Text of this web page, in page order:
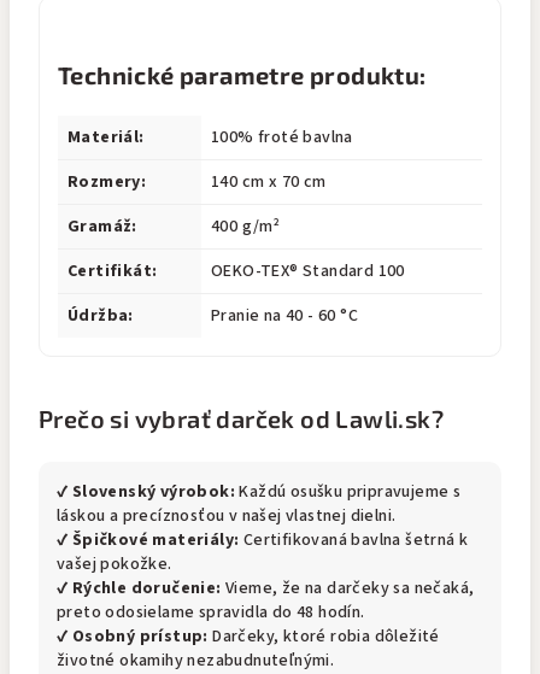
Technické parametre produktu:
Materiál:
100% froté bavlna
Rozmery:
140 cm x 70 cm
Gramáž:
400 g/m²
Certifikát:
OEKO-TEX® Standard 100
Údržba:
Pranie na 40 - 60 °C
Prečo si vybrať darček od Lawli.sk?
✔ Slovenský výrobok: Každú osušku pripravujeme s
láskou a precíznosťou v našej vlastnej dielni.
✔ Špičkové materiály: Certifikovaná bavlna šetrná k
vašej pokožke.
✔ Rýchle doručenie: Vieme, že na darčeky sa nečaká,
preto odosielame spravidla do 48 hodín.
✔ Osobný prístup: Darčeky, ktoré robia dôležité
životné okamihy nezabudnuteľnými.